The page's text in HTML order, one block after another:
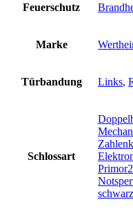
Feuerschutz
Marke
Türbandung Links,
Schlossart
schwarz